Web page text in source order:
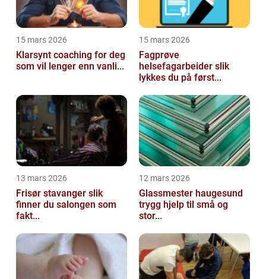
15 mars 2026
Klarsynt coaching for deg
som vil lenger enn vanli...
15 mars 2026
Fagprøve
helsefagarbeider slik
lykkes du på først...
13 mars 2026
Frisør stavanger slik
finner du salongen som
fakt...
12 mars 2026
Glassmester haugesund
trygg hjelp til små og
stor...